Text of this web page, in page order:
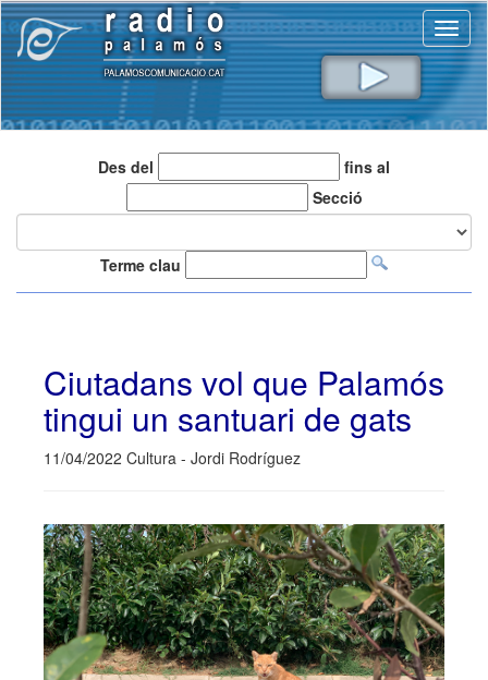
Des del
fins al
Secció
Terme clau
Ciutadans vol que Palamós
tingui un santuari de gats
11/04/2022 Cultura - Jordi Rodríguez